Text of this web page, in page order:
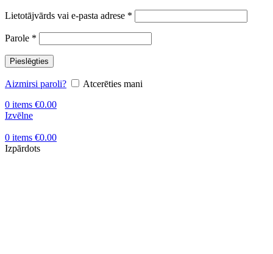
Lietotājvārds vai e-pasta adrese *
Parole *
Pieslēgties
Aizmirsi paroli?
Atcerēties mani
0 items €0.00
Izvēlne
0 items €0.00
Izpārdots